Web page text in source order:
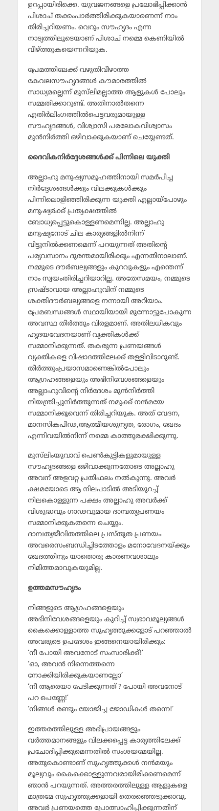
ഉറപ്പായിരിക്കെ. യുവജനങ്ങളെ പ്രലോഭിപ്പിക്കാന്‍
പിശാച് തക്കംപാര്‍ത്തിരിക്കുകയാണെന്ന് നാം
തിരിച്ചറിയണം. വെറും സൗഹൃദം എന്ന
നാട്യത്തിലൂടെയാണ് പിശാച് നമ്മെ കെണിയില്‍
വീഴ്ത്തുകയെന്നറിയുക.
പ്രേമത്തിലേക്ക് വഴുതിവീഴാത്ത
കേവലസൗഹൃദങ്ങള്‍ കൗമാരത്തില്‍
സാധ്യമല്ലെന്ന് മുസ്‌ലിമല്ലാത്ത ആളുകള്‍ പോലും
സമ്മതിക്കാറുണ്ട്. അതിനാല്‍തന്നെ
എതിര്‍ലിംഗത്തില്‍പെട്ടവരുമായുള്ള
സൗഹൃദങ്ങള്‍, വിശ്വാസി പരലോകവിശ്വാസം
മുന്‍നിര്‍ത്തി ഒഴിവാക്കുകയാണ് ചെയ്യേണ്ടത്.
ദൈവികനിര്‍ദ്ദേശങ്ങള്‍ക്ക് പിന്നിലെ യുക്തി
അല്ലാഹു മനുഷ്യസമൂഹത്തിനായി സമര്‍പിച്ച
നിര്‍ദ്ദേശങ്ങള്‍ക്കും വിലക്കുകള്‍ക്കും
പിന്നിലൊളിഞ്ഞിരിക്കുന്ന യുക്തി എല്ലായ്‌പോഴും
മനുഷ്യര്‍ക്ക് പ്രത്യക്ഷത്തില്‍
ബോധ്യപ്പെട്ടുകൊള്ളണമെന്നില്ല. അല്ലാഹു
മനുഷ്യനോട് ചില കാര്യങ്ങളില്‍നിന്ന്
വിട്ടുനില്‍ക്കണമെന്ന് പറയുന്നത് അതിന്റെ
പര്യവസാനം ദുരന്തമായിരിക്കും എന്നതിനാലാണ്.
നമ്മുടെ ദൗര്‍ബല്യങ്ങളും കുറവുകളും എന്തെന്ന്
നാം സ്വയംതിരിച്ചറിയാറില്ല. അതേസമയം, നമ്മുടെ
സ്രഷ്ടാവായ അല്ലാഹുവിന് നമ്മുടെ
ശക്തിദൗര്‍ബല്യങ്ങളെ നന്നായി അറിയാം.
പ്രേമബന്ധങ്ങള്‍ സ്ഥായിയായി മുന്നോട്ടുപോകുന്ന
അവസ്ഥ തീര്‍ത്തും വിരളമാണ്. അതിലധികവും
ഹൃദയവേദനയാണ് വ്യക്തികള്‍ക്ക്
സമ്മാനിക്കുന്നത്. തകരുന്ന പ്രണയങ്ങള്‍
വ്യക്തികളെ വിഷാദത്തിലേക്ക് തള്ളിവിടാറുണ്ട്.
തീര്‍ത്തുംപ്രയാസമാണെങ്കില്‍പോലും
ആഗ്രഹങ്ങളെയും അഭിനിവേശങ്ങളെയും
അല്ലാഹുവിന്റെ നിര്‍ദേശം മുന്‍നിര്‍ത്തി
നിയന്ത്രിച്ചുനിര്‍ത്തുന്നത് നമുക്ക് നന്‍മയേ
സമ്മാനിക്കൂവെന്ന് തിരിച്ചറിയുക. അത് വേദന,
മാനസികപീഢ,ആത്മീയശൂന്യത, രോഗം, ഖേദം
എന്നിവയില്‍നിന്ന് നമ്മെ കാത്തുരക്ഷിക്കുന്നു.
മുസ്‌ലിംയുവാവ് പെണ്‍കുട്ടികളുമായുള്ള
സൗഹൃദങ്ങളെ ഒഴിവാക്കുന്നതോടെ അല്ലാഹു
അവന് അളവറ്റ പ്രതിഫലം നല്‍കുന്നു. അവര്‍
ക്ഷമയോടെ ആ നിലപാടില്‍ അടിയുറച്ച്
നിലകൊള്ളുന്ന പക്ഷം അല്ലാഹു അവര്‍ക്ക്
വിശുദ്ധവും ഗാഢവുമായ ദാമ്പത്യപ്രണയം
സമ്മാനിക്കുകതന്നെ ചെയ്യും.
ദാമ്പത്യജീവിതത്തിലെ പ്രസ്തുത പ്രണയം
അവരെസംബന്ധിച്ചിടത്തോളം മനോവേദനയ്ക്കും
ഖേദത്തിനും യാതൊരു കാരണവശാലും
നിമിത്തമാവുകയുമില്ല.
ഉത്തമസൗഹൃദം
നിങ്ങളുടെ ആഗ്രഹങ്ങളെയും
അഭിനിവേശങ്ങളെയും കുറിച്ച് സ്വഭാവമൂല്യങ്ങള്‍
കൈക്കൊള്ളാത്ത സുഹൃത്തുക്കളോട് പറഞ്ഞാല്‍
അവരുടെ ഉപദേശം ഇങ്ങനെയായിരിക്കും:
‘നീ പോയി അവനോട് സംസാരിക്ക്!’
‘ഓ, അവന്‍ നിന്നെത്തന്നെ
നോക്കിയിരിക്കുകയാണല്ലോ’
‘നീ ആരെയാ പേടിക്കുന്നത് ? പോയി അവനോട്
പറ പെണ്ണേ!’
‘നിങ്ങള്‍ രണ്ടും യോജിച്ച ജോഡികള്‍ തന്നെ!’
ഇത്തരത്തിലുള്ള അഭിപ്രായങ്ങളും
വര്‍ത്തമാനങ്ങളും വിലക്കപ്പെട്ട കാര്യത്തിലേക്ക്
പ്രചോദിപ്പിക്കുമെന്നതില്‍ സംശയമേയില്ല.
അതുകൊണ്ടാണ് സുഹൃത്തുക്കള്‍ നന്‍മയും
മൂല്യവും കൈക്കൊള്ളുന്നവരായിരിക്കണമെന്ന്
ഞാന്‍ പറയുന്നത്. അത്തരത്തിലുള്ള ആളുകളെ
മാത്രമേ സുഹൃത്തുക്കളായി തെരഞ്ഞെടുക്കാവൂ.
അവര്‍ പ്രണയത്തെ പ്രോത്സാഹിപ്പിക്കുന്നതിന്